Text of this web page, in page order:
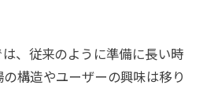
、従来のように準備に長い時
構造やユーザーの興味は移り